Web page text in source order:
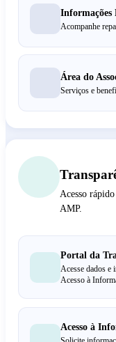
Informações
Acompanhe
Área do
Serviços e
Acesso
AMP.
Portal da
Acesse dados e
Acesso à
Acesso à